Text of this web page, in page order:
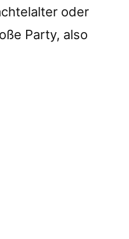
oder
Party, also